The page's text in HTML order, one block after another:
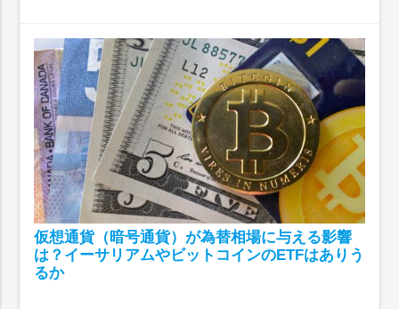
仮想通貨（暗号通貨）が為替相場に与える影響
は？イーサリアムやビットコインのETFはありう
るか